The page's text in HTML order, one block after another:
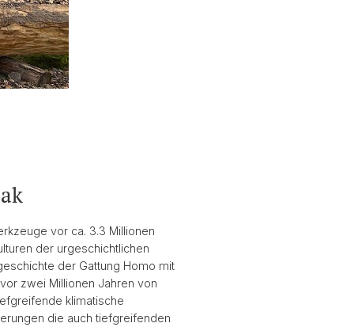
vor ca. 3.3 Millionen
der urgeschichtlichen
der Gattung Homo mit
zwei Millionen Jahren von
klimatische
die auch tiefgreifenden